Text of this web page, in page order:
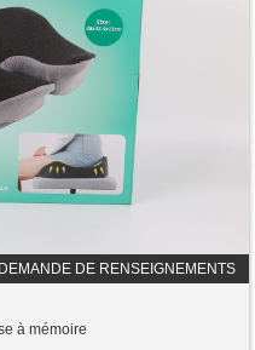
DEMANDE DE RENSEIGNEMENTS
à mémoire